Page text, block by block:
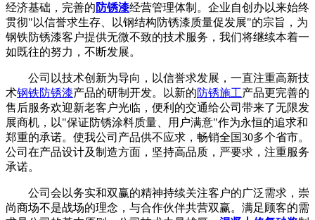
经济基础，完善的 防锈漆经营管理体制。企业自创办以来始终
贯彻"以信誉求生存、以钢结构防锈漆质量促发展"的宗旨，为
钢铁防锈漆客户提供无微不致的技术服务，我们将继续本着一
如既往的努力，不断发展。
公司以技术创新为导向，以信誉求发展，一直注重高新技
术钢铁防锈漆产品的研制开发。以新的防锈施工产品更完善的
售后服务欢迎新老客户光临，便利的交通给公司带来了无限发
展商机，以"保证防锈涂料质量、用户满意"作为永恒的追求和
郑重的承诺。使我公司产品供不应求，畅销全国30多个省市。
公司在产品设计及制造方面，坚持高品质，严要求，注重服务
承诺。
公司会以务实和双赢的精神持续关注客户的广泛需求，崇
尚商场不是战场的理念，与合作伙伴共营双赢。满足顾客的需